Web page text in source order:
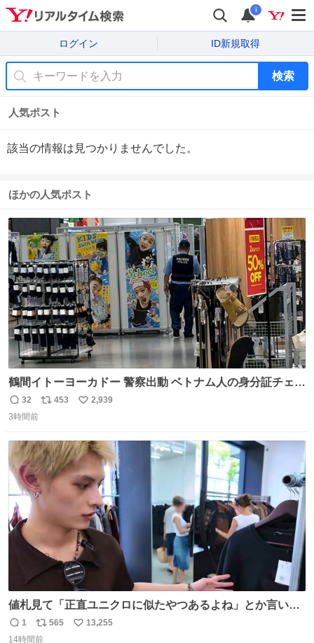
i
ログイン ID新規取得
検索
人気ポスト
該当の情報は見つかりませんでした。
ほかの人気ポスト
鶴間イトーヨーカドー 警察出動 ベトナム人の身分証チェッ
クを開店前に実施、店内まで見張りにきてます。不法滞在
者は覚悟してお越しください。
返
信
32
リ
ト
数
453
い
数
2,939
3時間前
値札見て「正直ユニクロに似たやつあるよね」とか言い出
すの好きすぎるWWWWWWWWWWWWW こちら側と同じ
感覚助かる🙂‍↕️🙂‍↕️🙂‍↕️
返
1
リ
565
い
13,255
14時間前